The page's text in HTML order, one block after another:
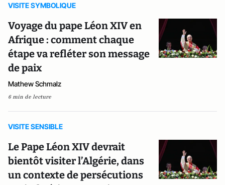
VISITE SYMBOLIQUE
Voyage du pape Léon XIV en
Afrique : comment chaque
étape va refléter son message
de paix
Mathew Schmalz
6 min de lecture
VISITE SENSIBLE
Le Pape Léon XIV devrait
bientôt visiter l’Algérie, dans
un contexte de persécutions